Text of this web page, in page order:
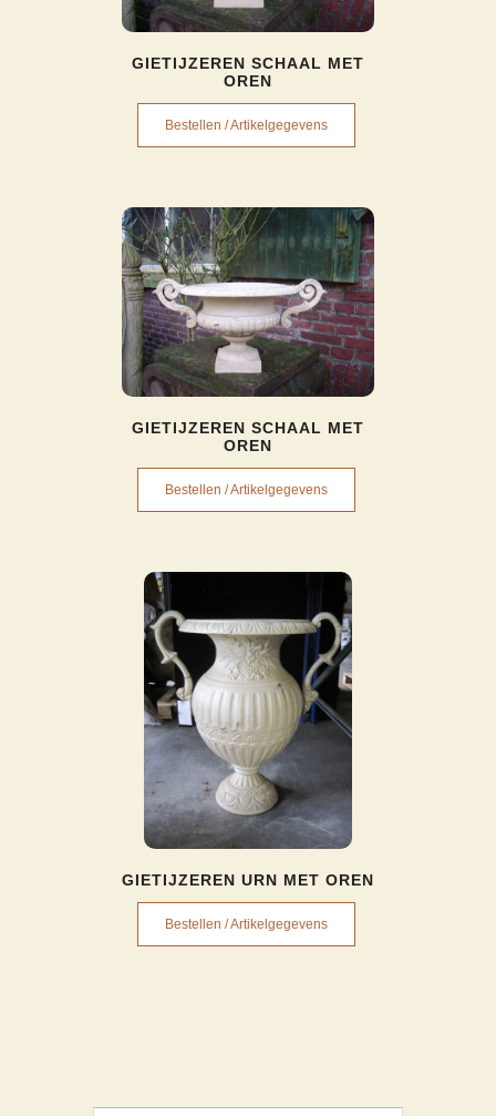
GIETIJZEREN SCHAAL MET
OREN
Bestellen / Artikelgegevens
GIETIJZEREN SCHAAL MET
OREN
Bestellen / Artikelgegevens
GIETIJZEREN URN MET OREN
Bestellen / Artikelgegevens